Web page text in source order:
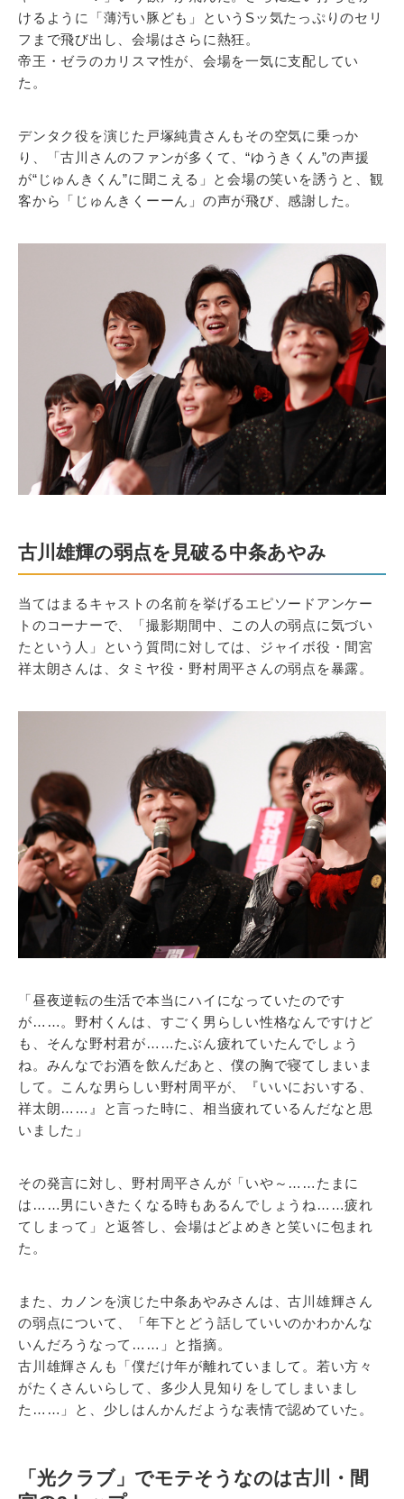
けるように「薄汚い豚ども」というSッ気たっぷりのセリ
フまで飛び出し、会場はさらに熱狂。
帝王・ゼラのカリスマ性が、会場を一気に支配してい
た。
デンタク役を演じた戸塚純貴さんもその空気に乗っか
り、「古川さんのファンが多くて、“ゆうきくん”の声援
が“じゅんきくん”に聞こえる」と会場の笑いを誘うと、観
客から「じゅんきくーーん」の声が飛び、感謝した。
古川雄輝の弱点を見破る中条あやみ
当てはまるキャストの名前を挙げるエピソードアンケー
トのコーナーで、「撮影期間中、この人の弱点に気づい
たという人」という質問に対しては、ジャイボ役・間宮
祥太朗さんは、タミヤ役・野村周平さんの弱点を暴露。
「昼夜逆転の生活で本当にハイになっていたのです
が……。野村くんは、すごく男らしい性格なんですけど
も、そんな野村君が……たぶん疲れていたんでしょう
ね。みんなでお酒を飲んだあと、僕の胸で寝てしまいま
して。こんな男らしい野村周平が、『いいにおいする、
祥太朗……』と言った時に、相当疲れているんだなと思
いました」
その発言に対し、野村周平さんが「いや～……たまに
は……男にいきたくなる時もあるんでしょうね……疲れ
てしまって」と返答し、会場はどよめきと笑いに包まれ
た。
また、カノンを演じた中条あやみさんは、古川雄輝さん
の弱点について、「年下とどう話していいのかわかんな
いんだろうなって……」と指摘。
古川雄輝さんも「僕だけ年が離れていまして。若い方々
がたくさんいらして、多少人見知りをしてしまいまし
た……」と、少しはんかんだような表情で認めていた。
「光クラブ」でモテそうなのは古川・間